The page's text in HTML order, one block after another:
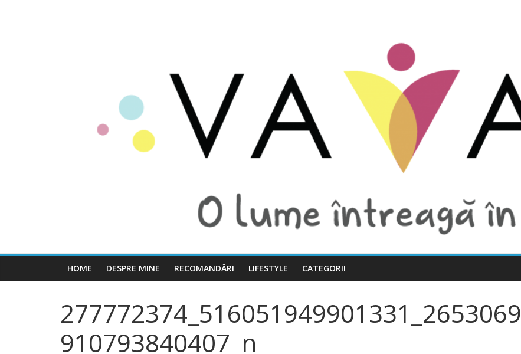
HOME DESPRE MINE RECOMANDĂRI LIFESTYLE CATEGORII
277772374_516051949901331_2653069
910793840407_n